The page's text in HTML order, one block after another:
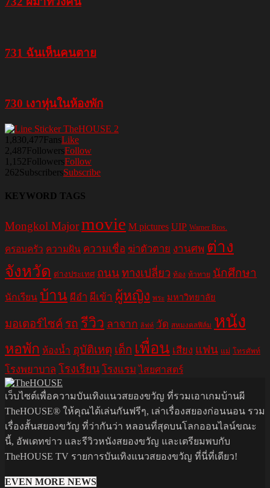
731 ฉันเห็นคนตาย
730 เงาหุ่นในห้องพัก
1,830,477FansLike
2,487FollowersFollow
1,152FollowersFollow
262SubscribersSubscribe
KEYWORD TAGS
Mongkol Majormovie M pictures UIP Warner Bros.
ครอบครัว ความฝัน ความเชื่อ ฆ่าตัวตาย งานศพ ต่าง
จังหวัด ต่างประเทศ ถนนทางเปลี่ยว ท้อง ท้าทาย นักศึกษา
นักเรียน บ้าน ผีอำ ผีเข้า ผู้หญิง พระ มหาวิทยาลัย
มอเตอร์ไซค์ รถ รีวิว ลาจาก ลิฟท์ วัด สหมงคลฟิล์ม หนัง
หอพัก ห้องน้ำ อุบัติเหตุ เด็ก เพื่อน เสียง แฟน แม่ โทรศัพท์
โรงพยาบาล โรงเรียน โรงแรม ไสยศาสตร์
เว็บไซต์เพื่อความบันเทิงแนวสยองขวัญ ที่รวมเอาเกมบ้านผี
TheHOUSE® ให้คุณได้เล่นกันฟรีๆ, เล่าเรื่องสยองก่อนนอน รวม
เรื่องสั้นสยองขวัญ ที่ว่ากันว่า หลอนที่สุดบนโลกออนไลน์ขณะ
นี้, อัพเดทข่าว และรีวิวหนังสยองขวัญ และเตรียมพบกับ
TheHOUSE TV รายการบันเทิงแนวสยองขวัญ ที่นี่ที่เดียว!
EVEN MORE NEWS